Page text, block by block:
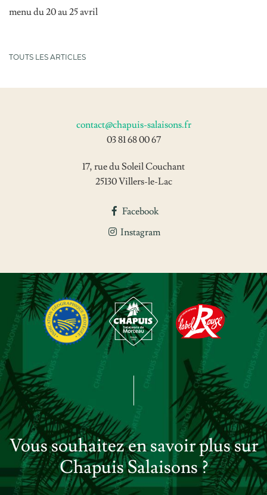
25130 Villers-le-Lac
03 81 68 00 67
menu du 20 au 25 avril
TOUTS LES ARTICLES
contact@chapuis-salaisons.fr
03 81 68 00 67
17, rue du Soleil Couchant
25130 Villers-le-Lac
Facebook
Instagram
Vous souhaitez en savoir plus sur
Chapuis Salaisons ?